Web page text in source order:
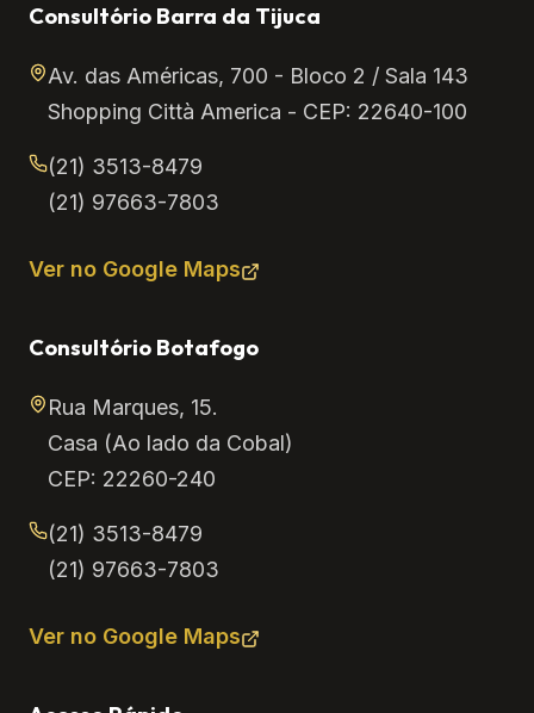
Consultório Barra da Tijuca
Av. das Américas, 700 - Bloco 2 / Sala 143
Shopping Città America - CEP: 22640-100
(21) 3513-8479
(21) 97663-7803
Ver no Google Maps
Consultório Botafogo
Rua Marques, 15.
Casa (Ao lado da Cobal)
CEP: 22260-240
(21) 3513-8479
(21) 97663-7803
Ver no Google Maps